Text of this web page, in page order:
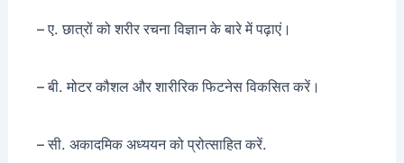
– ए. छात्रों को शरीर रचना विज्ञान के बारे में पढ़ाएं।
– बी. मोटर कौशल और शारीरिक फिटनेस विकसित करें।
– सी. अकादमिक अध्ययन को प्रोत्साहित करें.